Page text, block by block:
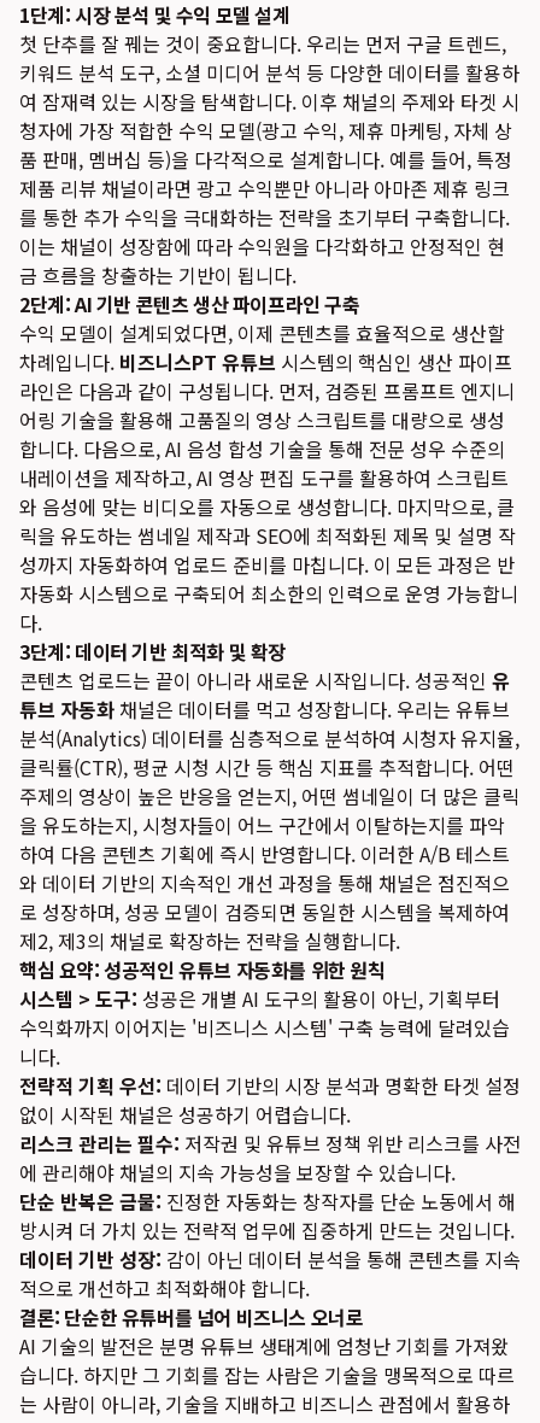
1단계: 시장 분석 및 수익 모델 설계
첫 단추를 잘 꿰는 것이 중요합니다. 우리는 먼저 구글 트렌드,
키워드 분석 도구, 소셜 미디어 분석 등 다양한 데이터를 활용하
여 잠재력 있는 시장을 탐색합니다. 이후 채널의 주제와 타겟 시
청자에 가장 적합한 수익 모델(광고 수익, 제휴 마케팅, 자체 상
품 판매, 멤버십 등)을 다각적으로 설계합니다. 예를 들어, 특정
제품 리뷰 채널이라면 광고 수익뿐만 아니라 아마존 제휴 링크
를 통한 추가 수익을 극대화하는 전략을 초기부터 구축합니다.
이는 채널이 성장함에 따라 수익원을 다각화하고 안정적인 현
금 흐름을 창출하는 기반이 됩니다.
2단계: AI 기반 콘텐츠 생산 파이프라인 구축
수익 모델이 설계되었다면, 이제 콘텐츠를 효율적으로 생산할
차례입니다. 비즈니스PT 유튜브 시스템의 핵심인 생산 파이프
라인은 다음과 같이 구성됩니다. 먼저, 검증된 프롬프트 엔지니
어링 기술을 활용해 고품질의 영상 스크립트를 대량으로 생성
합니다. 다음으로, AI 음성 합성 기술을 통해 전문 성우 수준의
내레이션을 제작하고, AI 영상 편집 도구를 활용하여 스크립트
와 음성에 맞는 비디오를 자동으로 생성합니다. 마지막으로, 클
릭을 유도하는 썸네일 제작과 SEO에 최적화된 제목 및 설명 작
성까지 자동화하여 업로드 준비를 마칩니다. 이 모든 과정은 반
자동화 시스템으로 구축되어 최소한의 인력으로 운영 가능합니
다.
3단계: 데이터 기반 최적화 및 확장
콘텐츠 업로드는 끝이 아니라 새로운 시작입니다. 성공적인 유
튜브 자동화 채널은 데이터를 먹고 성장합니다. 우리는 유튜브
분석(Analytics) 데이터를 심층적으로 분석하여 시청자 유지율,
클릭률(CTR), 평균 시청 시간 등 핵심 지표를 추적합니다. 어떤
주제의 영상이 높은 반응을 얻는지, 어떤 썸네일이 더 많은 클릭
을 유도하는지, 시청자들이 어느 구간에서 이탈하는지를 파악
하여 다음 콘텐츠 기획에 즉시 반영합니다. 이러한 A/B 테스트
와 데이터 기반의 지속적인 개선 과정을 통해 채널은 점진적으
로 성장하며, 성공 모델이 검증되면 동일한 시스템을 복제하여
제2, 제3의 채널로 확장하는 전략을 실행합니다.
핵심 요약: 성공적인 유튜브 자동화를 위한 원칙
시스템 > 도구: 성공은 개별 AI 도구의 활용이 아닌, 기획부터
수익화까지 이어지는 '비즈니스 시스템' 구축 능력에 달려있습
니다.
전략적 기획 우선: 데이터 기반의 시장 분석과 명확한 타겟 설정
없이 시작된 채널은 성공하기 어렵습니다.
리스크 관리는 필수: 저작권 및 유튜브 정책 위반 리스크를 사전
에 관리해야 채널의 지속 가능성을 보장할 수 있습니다.
단순 반복은 금물: 진정한 자동화는 창작자를 단순 노동에서 해
방시켜 더 가치 있는 전략적 업무에 집중하게 만드는 것입니다.
데이터 기반 성장: 감이 아닌 데이터 분석을 통해 콘텐츠를 지속
적으로 개선하고 최적화해야 합니다.
결론: 단순한 유튜버를 넘어 비즈니스 오너로
AI 기술의 발전은 분명 유튜브 생태계에 엄청난 기회를 가져왔
습니다. 하지만 그 기회를 잡는 사람은 기술을 맹목적으로 따르
는 사람이 아니라, 기술을 지배하고 비즈니스 관점에서 활용하